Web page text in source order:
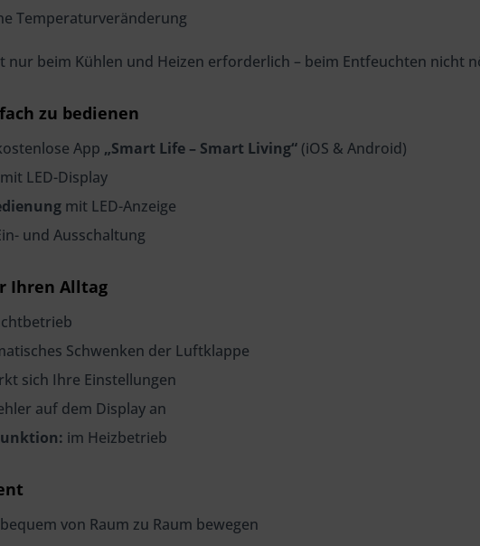
Temperaturveränderung
nur beim Kühlen und Heizen erforderlich – beim Entfeuchten nicht
zu bedienen
App „Smart Life – Smart Living“ (iOS & Android)
mit LED-Display
mit LED-Anzeige
und Ausschaltung
Ihren Alltag
Schwenken der Luftklappe
sich Ihre Einstellungen
auf dem Display an
im Heizbetrieb
bequem von Raum zu Raum bewegen